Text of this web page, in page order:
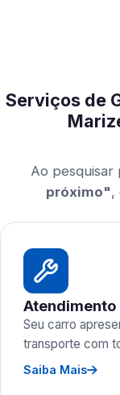
Serviços de
Ao pesquisar
próximo",
Atendimento
Seu carro
transporte com
Saiba Mais